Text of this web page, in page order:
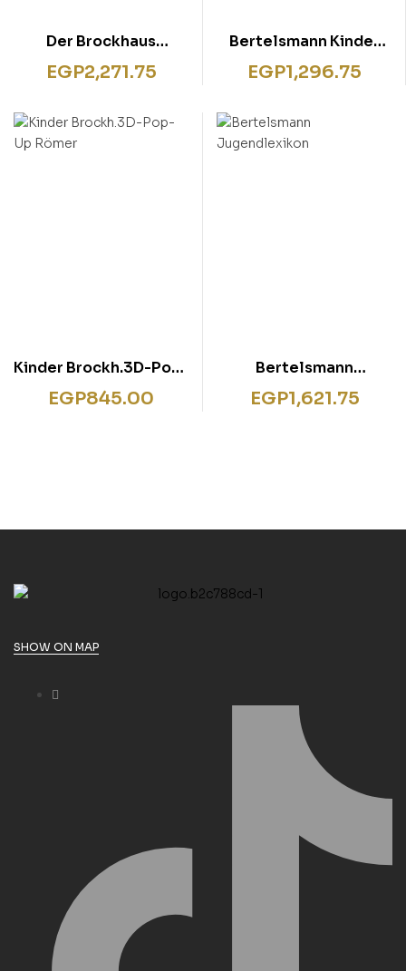
Der Brockhaus
Alternative Medizin
EGP2,271.75
Bertelsmann Kinder
Länderlexikon
EGP1,296.75
Kinder Brockh.3D-Pop-
Up Römer
EGP845.00
Bertelsmann
Jugendlexikon
EGP1,621.75
SHOW ON MAP